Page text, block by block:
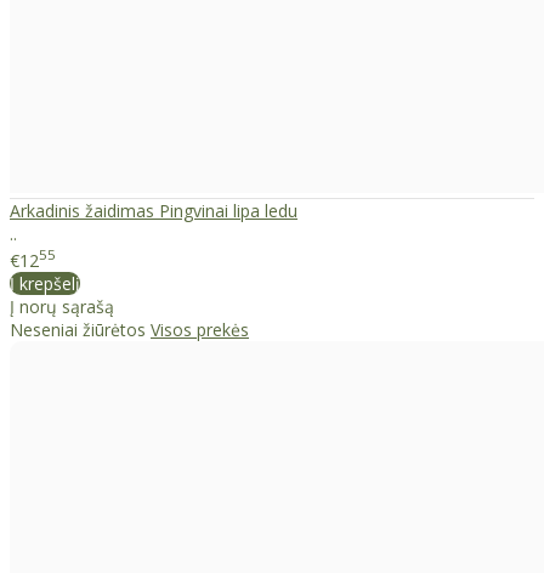
Arkadinis žaidimas Pingvinai lipa ledu
..
€1255
Į krepšelį
Į norų sąrašą
Neseniai žiūrėtos Visos prekės